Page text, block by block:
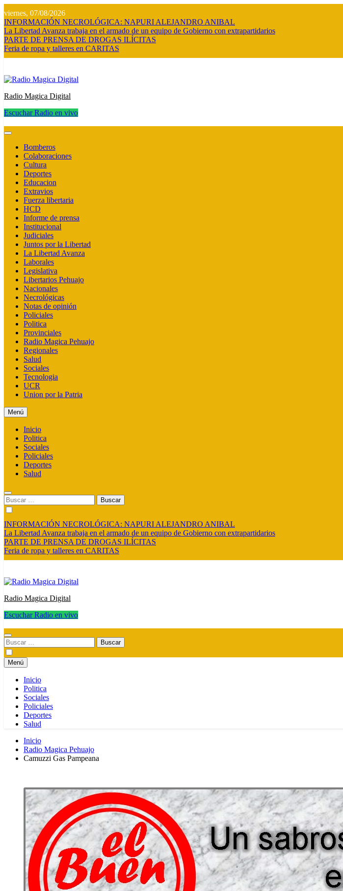
al
contenido
viernes, 07/08/2026
INFORMACIÓN NECROLÓGICA: NAPURI ALEJANDRO ANIBAL
La Libertad Avanza trabaja en el armado de un equipo de Gobierno con extrapartidarios
PARTE DE PRENSA DE DROGAS ILÍCITAS
Feria de ropa y talleres en CARITAS
Radio Magica Digital
Escuchar Radio en vivo
Bomberos
Colaboraciones
Cultura
Deportes
Educacion
Extravios
Fuerza libertaria
HCD
Informe de prensa
Institucional
Judiciales
Juntos por la Libertad
La Libertad Avanza
Laborales
Legislativa
Libertarios Pehuajo
Nacionales
Necrológicas
Notas de opinión
Policiales
Politica
Provinciales
Radio Magica Pehuajo
Regionales
Salud
Sociales
Tecnologia
UCR
Union por la Patria
Menú
Inicio
Politica
Sociales
Policiales
Deportes
Salud
Buscar:
INFORMACIÓN NECROLÓGICA: NAPURI ALEJANDRO ANIBAL
La Libertad Avanza trabaja en el armado de un equipo de Gobierno con extrapartidarios
PARTE DE PRENSA DE DROGAS ILÍCITAS
Feria de ropa y talleres en CARITAS
Radio Magica Digital
Escuchar Radio en vivo
Buscar:
Menú
Inicio
Politica
Sociales
Policiales
Deportes
Salud
Inicio
Radio Magica Pehuajo
Camuzzi Gas Pampeana